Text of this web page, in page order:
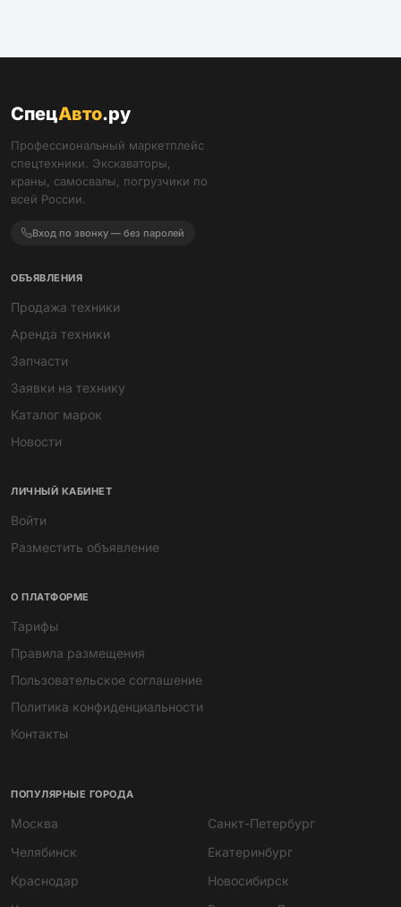
СпецАвто.ру
Профессиональный маркетплейс
спецтехники. Экскаваторы,
краны, самосвалы, погрузчики по
всей России.
Вход по звонку — без паролей
ОБЪЯВЛЕНИЯ
Продажа техники
Аренда техники
Запчасти
Заявки на технику
Каталог марок
Новости
ЛИЧНЫЙ КАБИНЕТ
Войти
Разместить объявление
О ПЛАТФОРМЕ
Тарифы
Правила размещения
Пользовательское соглашение
Политика конфиденциальности
Контакты
ПОПУЛЯРНЫЕ ГОРОДА
Москва
Санкт-Петербург
Челябинск
Екатеринбург
Краснодар
Новосибирск